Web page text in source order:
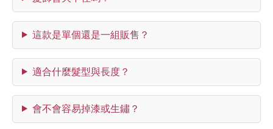
這款是單個還是一組販售？
適合什麼髮型與長度？
會不會容易掉漆或生鏽？